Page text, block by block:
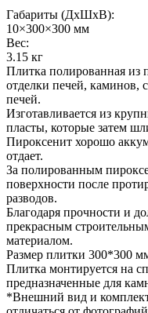
Габариты (ДхШхВ):
10×300×300 мм
Вес:
3.15 кг
Плитка полированная из
отделки печей, каминов,
печей.
Изготавливается из
пласты, которые затем
Пироксенит хорошо
отдает.
За полированным
поверхности после
разводов.
Благодаря прочности и
прекрасным
материалом.
Размер плитки 300*300
Плитка монтируется на
предназначенные для
*Внешний вид и